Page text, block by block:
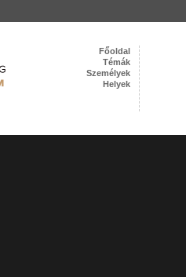
Főoldal
Témák
Személyek
Helyek